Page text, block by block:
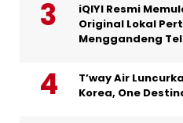
iQIYI Resmi
Original Lokal
Menggandeng
T’way Air
Korea, One